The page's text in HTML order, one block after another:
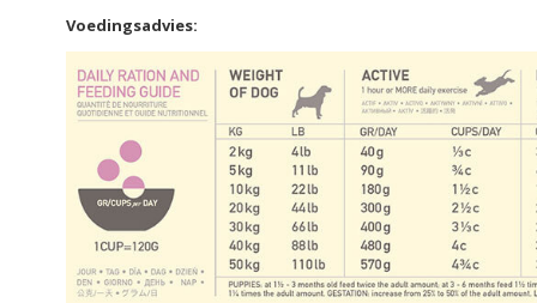
Voedingsadvies: